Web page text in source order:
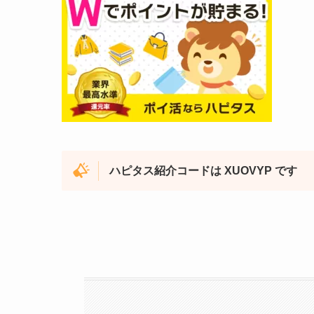
ハピタス紹介コードは XUOVYP です